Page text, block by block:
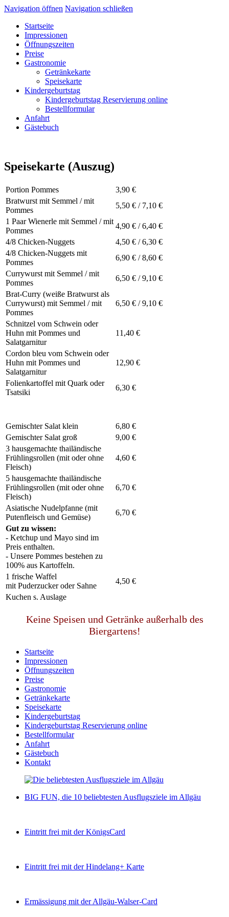
Navigation öffnen Navigation schließen
Startseite
Impressionen
Öffnungszeiten
Preise
Gastronomie
Getränkekarte
Speisekarte
Kindergeburtstag
Kindergeburtstag Reservierung online
Bestellformular
Anfahrt
Gästebuch
Speisekarte (Auszug)
Portion Pommes
3,90 €
Bratwurst mit Semmel / mit
Pommes
5,50 € / 7,10 €
1 Paar Wienerle mit Semmel / mit
Pommes
4,90 € / 6,40 €
4/8 Chicken-Nuggets
4,50 € / 6,30 €
4/8 Chicken-Nuggets mit
Pommes
6,90 € / 8,60 €
Currywurst mit Semmel / mit
Pommes
6,50 € / 9,10 €
Brat-Curry (weiße Bratwurst als
Currywurst) mit Semmel / mit
Pommes
6,50 € / 9,10 €
Schnitzel vom Schwein oder
Huhn mit Pommes und
Salatgarnitur
11,40 €
Cordon bleu vom Schwein oder
Huhn mit Pommes und
Salatgarnitur
12,90 €
Folienkartoffel mit Quark oder
Tsatsiki
6,30 €
Gemischter Salat klein
6,80 €
Gemischter Salat groß
9,00 €
3 hausgemachte thailändische
Frühlingsrollen (mit oder ohne
Fleisch)
4,60 €
5 hausgemachte thailändische
Frühlingsrollen (mit oder ohne
Fleisch)
6,70 €
Asiatische Nudelpfanne (mit
Putenfleisch und Gemüse)
6,70 €
Gut zu wissen:
- Ketchup und Mayo sind im
Preis enthalten.
- Unsere Pommes bestehen zu
100% aus Kartoffeln.
1 frische Waffel
mit Puderzucker oder Sahne
4,50 €
Kuchen s. Auslage
Keine Speisen und Getränke außerhalb des
Biergartens!
Startseite
Impressionen
Öffnungszeiten
Preise
Gastronomie
Getränkekarte
Speisekarte
Kindergeburtstag
Kindergeburtstag Reservierung online
Bestellformular
Anfahrt
Gästebuch
Kontakt
BIG FUN, die 10 beliebtesten Ausflugsziele im Allgäu
Eintritt frei mit der KönigsCard
Eintritt frei mit der Hindelang+ Karte
Ermässigung mit der Allgäu-Walser-Card